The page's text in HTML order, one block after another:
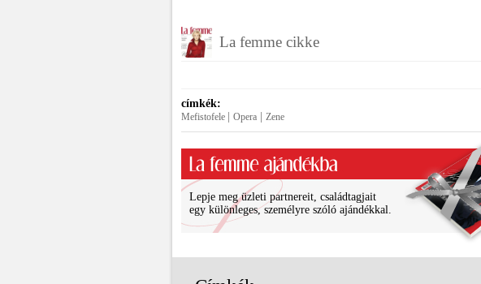
La femme cikke
címkék:
Mefistofele Opera Zene
Lepje meg üzleti partnereit, családtagjait
egy különleges, személyre szóló ajándékkal.